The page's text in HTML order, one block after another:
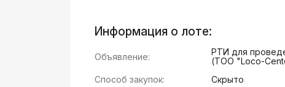
Информация о лоте:
Объявление:
РТИ для
(ТОО "Loco-
Способ закупок:
Скрыто